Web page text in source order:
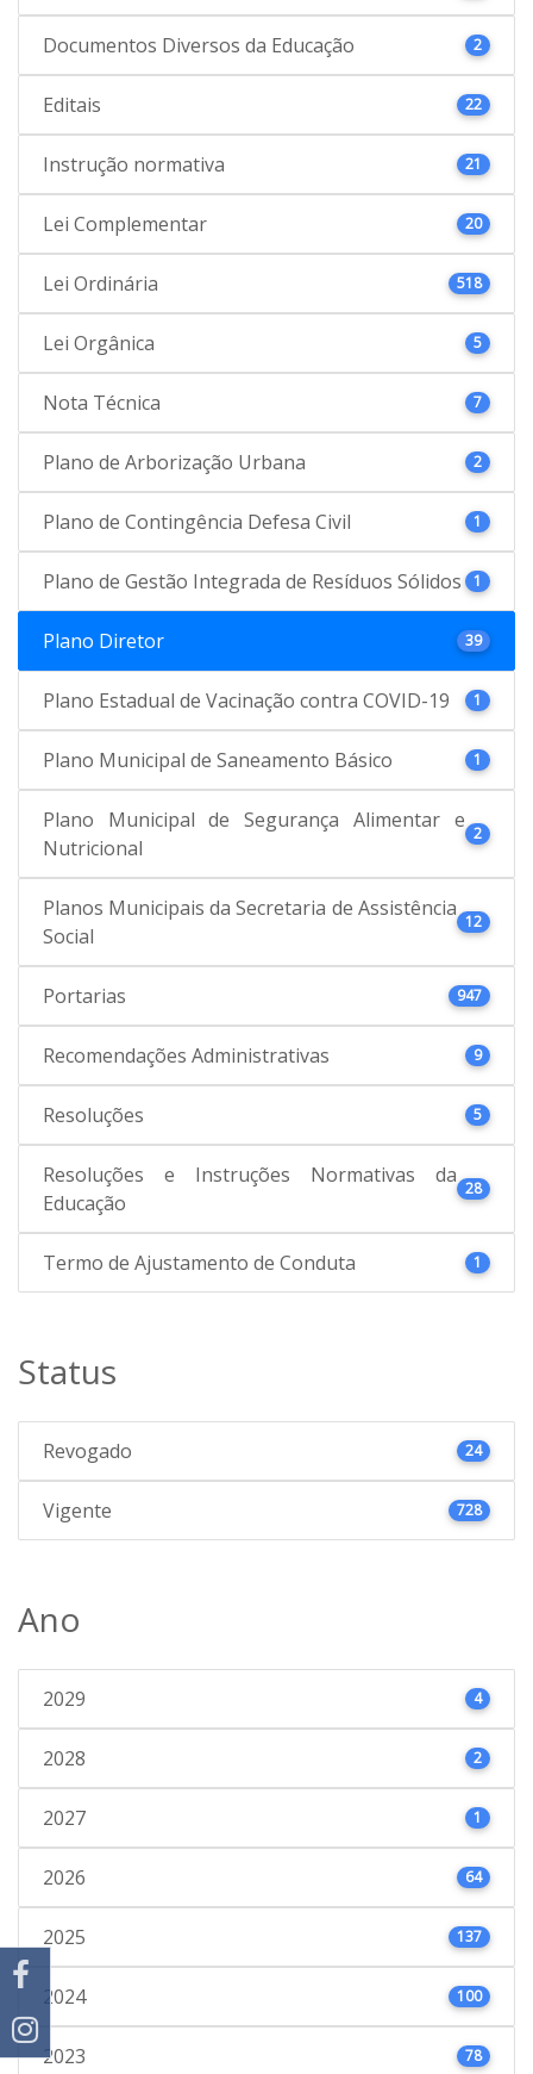
Documentos Diversos da Educação 2
Editais 22
Instrução normativa 21
Lei Complementar 20
Lei Ordinária 518
Lei Orgânica 5
Nota Técnica 7
Plano de Arborização Urbana 2
Plano de Contingência Defesa Civil 1
Plano de Gestão Integrada de Resíduos Sólidos 1
Plano Diretor 39
Plano Estadual de Vacinação contra COVID-19 1
Plano Municipal de Saneamento Básico 1
Plano Municipal de Segurança Alimentar e
Nutricional
2
Planos Municipais da Secretaria de Assistência
Social
12
Portarias 947
Recomendações Administrativas 9
Resoluções 5
Resoluções e Instruções Normativas da
Educação
28
Termo de Ajustamento de Conduta 1
Status
Revogado 24
Vigente 728
Ano
2029 4
2028 2
2027 1
2026 64
2025 137
2024 100
2023 78